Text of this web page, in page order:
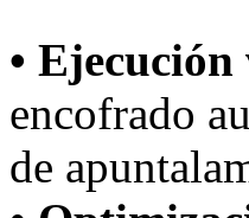
•
encofrado
de